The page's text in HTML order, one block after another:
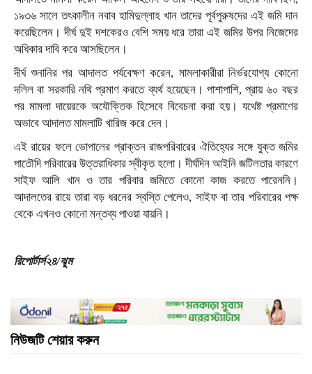
১৯৩৬ সালে তৎকালীন নবাব হামিদুল্লাহ খান তাদের পূর্বপুরুষদের এই জমি দান
করেছিলেন। দীর্ঘ দুই দশকেরও বেশি সময় ধরে তারা এই জমির উপর নিজেদের
অধিকার দাবি করে আসছিলেন।
দীর্ঘ শুনানির পর আদালত পর্যবেক্ষণ করেন, মামলাকারীরা নির্ভরযোগ্য কোনো
দলিল বা সরকারি নথি প্রমাণ করতে ব্যর্থ হয়েছেন। পাশাপাশি, প্রায় ৬০ বছর
পর মামলা দায়েরকে অযৌক্তিক হিসেবে বিবেচনা করা হয়। যথেষ্ট প্রমাণের
অভাবে আদালত মামলাটি খারিজ করে দেন।
এই রায়ের ফলে ভোপালের প্রাক্তন রাজপরিবারের ঐতিহ্যের সঙ্গে যুক্ত জমির
পাতৌদি পরিবারের উত্তরাধিকার স্বীকৃত হলো। দীর্ঘদিন আইনি জটিলতার কারণে
সাইফ আলি খান ও তার পরিবার জমিতে কোনো কাজ করতে পারেননি।
আদালতের রায়ে তারা বড় ধরনের স্বস্তি পেলেও, সাইফ বা তার পরিবারের পক্ষ
থেকে এখনও কোনো মন্তব্য পাওয়া যায়নি।
রিপোর্টার্স২৪/ঝুম
নিউজটি শেয়ার করুন